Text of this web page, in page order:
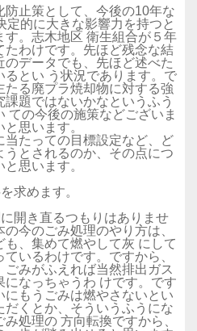
防止策として、今後の10年な
定的に大きな影響力を持つと
す。志木地区 衛生組合が５年
わけです。先ほど残念な結
データでも、先ほど述べた
るとい う状況であります。で
る廃プラ焼却物に対する強
題ではないかなというふう
ての今後の施策などございま
思います。
当たっての目標設定など、ど
とされるのか、その点につ
思います。
めます。
開き直るつもりはありませ
今のごみ処理のやり方は、
、集めて燃やして灰 にして
いるわけです。ですから、
みがふえれば当然排出ガス
なっちゃうわ けです。です
もうごみは燃やさないとい
だくとか、そういうふうにな
処理の 方向転換ですから、